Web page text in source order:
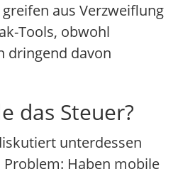
aus Verzweiflung
Tools, obwohl
dringend davon
das Steuer?
unterdessen
Haben mobile